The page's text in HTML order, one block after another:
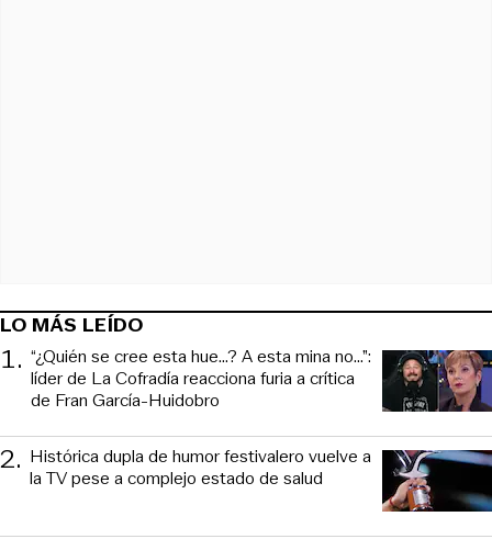
LO MÁS LEÍDO
1. “¿Quién se cree esta hue...? A esta mina no...”:
líder de La Cofradía reacciona furia a crítica
de Fran García-Huidobro
2. Histórica dupla de humor festivalero vuelve a
la TV pese a complejo estado de salud